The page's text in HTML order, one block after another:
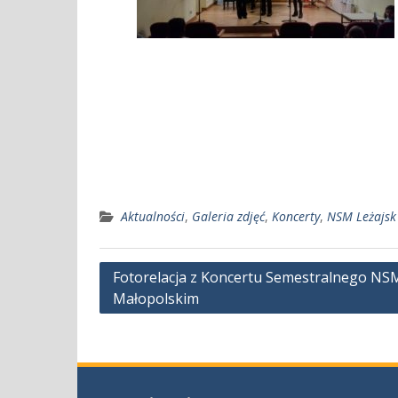
Aktualności, Galeria zdjęć, Koncerty, NSM Leżajsk
Nawigacja
wpisu
Fotorelacja z Koncertu Semestralnego
Małopolskim